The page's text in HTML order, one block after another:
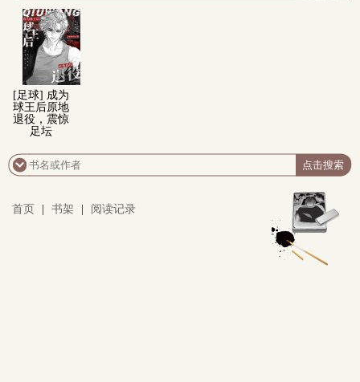
[足球] 成为
球王后原地
退役，震惊
足坛
首页 书架 阅读记录